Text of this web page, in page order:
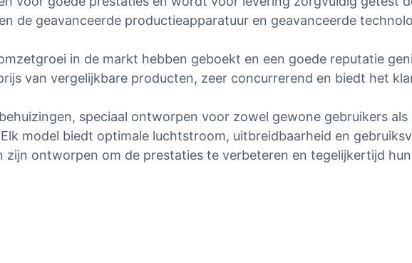
de geavanceerde productieapparatuur en geavanceerde
in de markt hebben geboekt en een goede reputatie
van vergelijkbare producten, zeer concurrerend en biedt het
speciaal ontworpen voor zowel gewone gebruikers
model biedt optimale luchtstroom, uitbreidbaarheid en
zijn ontworpen om de prestaties te verbeteren en tegelijkertijd